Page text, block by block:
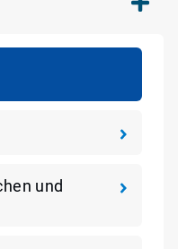
und